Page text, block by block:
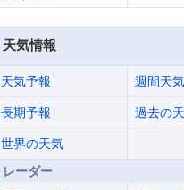
天気情報
天気予報 週間天気
長期予報 過去の
世界の天気
レーダー